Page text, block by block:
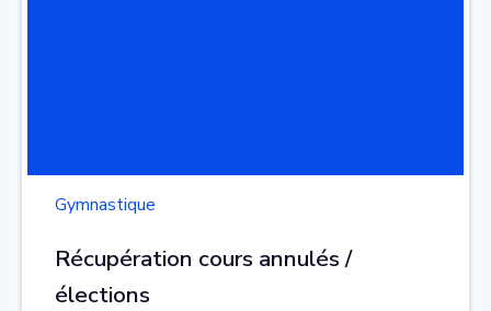
Gymnastique
Récupération cours annulés /
élections